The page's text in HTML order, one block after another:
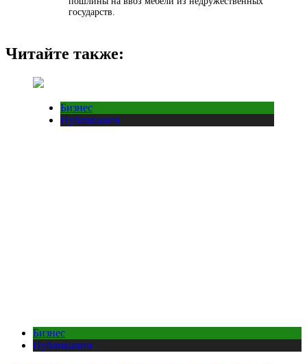
государств.
Читайте также:
Бизнес
Публикации
Бизнес
Публикации